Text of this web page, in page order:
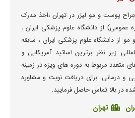
پوست و مو لیزر در تهران ،اخذ مدرک
عمومی) از دانشگاه علوم پزشکی ایران ،
از دانشگاه علوم پزشکی ایران ، سابقه
زیر نظر برترین اساتید آمریکایی و
متعدد مربوط به دوره های ویژه در زمینه
و درمانی. برای دریافت نوبت و مشاوره
در بالا تماس حاصل فرمایید.
تهران